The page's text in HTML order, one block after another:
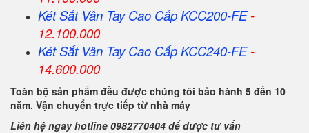
Két Sắt Vân Tay Cao Cấp KCC200-FE-
12.100.000
Két Sắt Vân Tay Cao Cấp KCC240-FE-
14.600.000
Toàn bộ sản phẩm đều được chúng tôi bảo hành 5 đến 10
năm. Vận chuyển trực tiếp từ nhà máy
Liên hệ ngay hotline 0982770404 để được tư vấn